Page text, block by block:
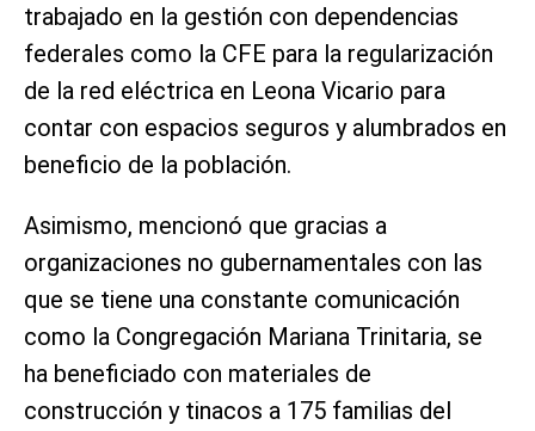
trabajado en la gestión con dependencias
federales como la CFE para la regularización
de la red eléctrica en Leona Vicario para
contar con espacios seguros y alumbrados en
beneficio de la población.
Asimismo, mencionó que gracias a
organizaciones no gubernamentales con las
que se tiene una constante comunicación
como la Congregación Mariana Trinitaria, se
ha beneficiado con materiales de
construcción y tinacos a 175 familias del